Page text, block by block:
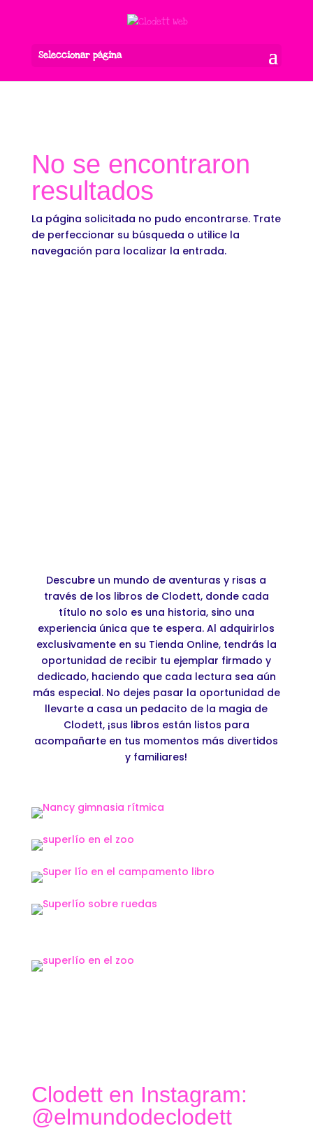
Seleccionar página
No se encontraron
resultados
La página solicitada no pudo encontrarse. Trate
de perfeccionar su búsqueda o utilice la
navegación para localizar la entrada.
Descubre un mundo de aventuras y risas a
través de los libros de Clodett, donde cada
título no solo es una historia, sino una
experiencia única que te espera. Al adquirirlos
exclusivamente en su Tienda Online, tendrás la
oportunidad de recibir tu ejemplar firmado y
dedicado, haciendo que cada lectura sea aún
más especial. No dejes pasar la oportunidad de
llevarte a casa un pedacito de la magia de
Clodett, ¡sus libros están listos para
acompañarte en tus momentos más divertidos
y familiares!
Clodett en Instagram:
@elmundodeclodett